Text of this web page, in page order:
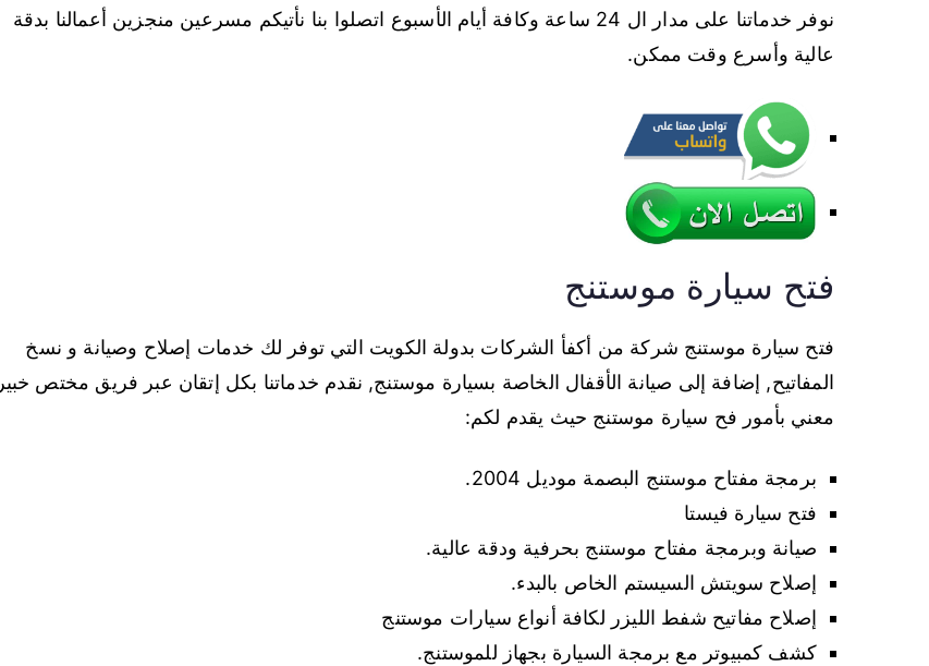
نوفر خدماتنا على مدار ال 24 ساعة وكافة أيام الأسبوع اتصلوا بنا نأتيكم مسرعين منجزين أعمالنا بدقة
عالية وأسرع وقت ممكن.
فتح سيارة موستنج
فتح سيارة موستنج شركة من أكفأ الشركات بدولة الكويت التي توفر لك خدمات إصلاح وصيانة و نسخ
المفاتيح, إضافة إلى صيانة الأقفال الخاصة بسيارة موستنج, نقدم خدماتنا بكل إتقان عبر فريق مختص خبير
معني بأمور فح سيارة موستنج حيث يقدم لكم:
برمجة مفتاح موستنج البصمة موديل 2004.
فتح سيارة فيستا
صيانة وبرمجة مفتاح موستنج بحرفية ودقة عالية.
إصلاح سويتش السيستم الخاص بالبدء.
إصلاح مفاتيح شفط الليزر لكافة أنواع سيارات موستنج
كشف كمبيوتر مع برمجة السيارة بجهاز للموستنج.